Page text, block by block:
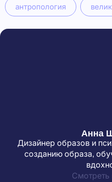
антропология
Анна
Дизайнер образов и
созданию образа,
Смотреть